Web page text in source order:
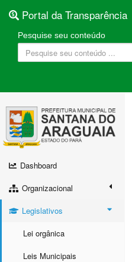
Portal da Transparência
Pesquise seu conteúdo
Dashboard
Organizacional
Legislativos
Lei orgânica
Leis Municipais